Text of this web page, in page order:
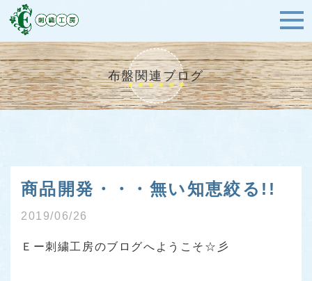
布盤関連ブログ
商品開発・・・無い知恵絞る!!
2019/06/26
Ｅー刺繍工房のブログへようこそ☆彡